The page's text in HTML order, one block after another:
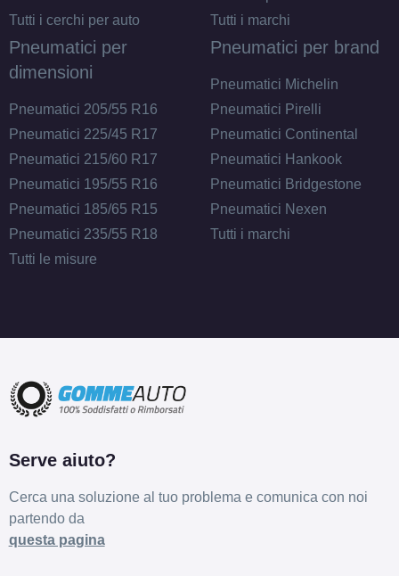
Tutti i cerchi per auto
Tutti i marchi
Pneumatici per
dimensioni
Pneumatici 205/55 R16
Pneumatici 225/45 R17
Pneumatici 215/60 R17
Pneumatici 195/55 R16
Pneumatici 185/65 R15
Pneumatici 235/55 R18
Tutti le misure
Pneumatici per brand
Pneumatici Michelin
Pneumatici Pirelli
Pneumatici Continental
Pneumatici Hankook
Pneumatici Bridgestone
Pneumatici Nexen
Tutti i marchi
Serve aiuto?
Cerca una soluzione al tuo problema e comunica con noi
partendo da
questa pagina